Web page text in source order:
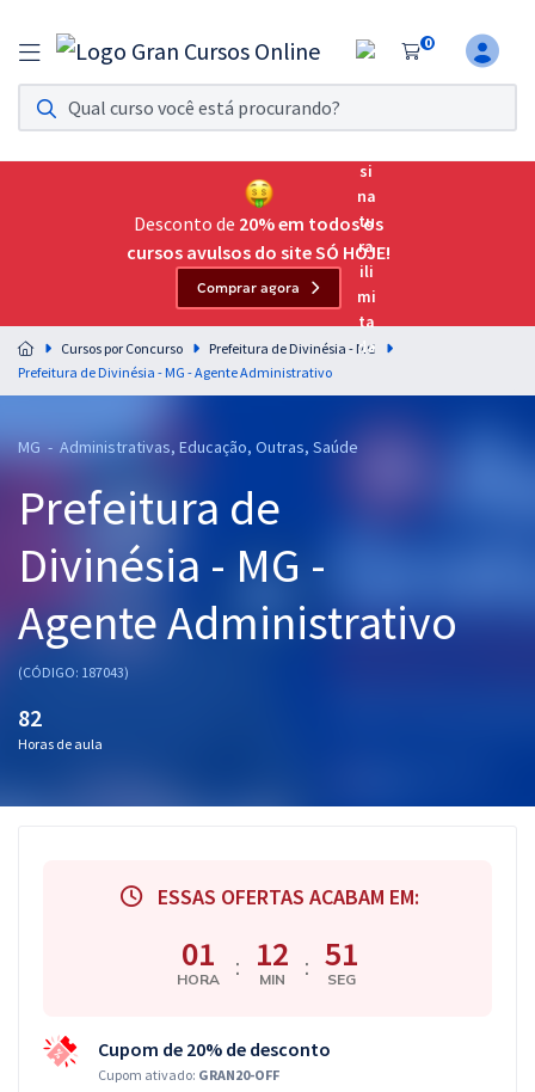
0
Assinatura Ilimitada 11
Acesso a todos os cursos. Teste grátis por 7 dias!
Assinatura OAB Até Passar
Acesso ilimitado a toda preparação para o Exame da
Residências Multiprofissionais
Preparação completa e intensiva para as principais
residências em saúde do Brasil
Cursos 20% OFF
Pós
Graduação
OAB
Mentorias
Desconto de 20% em todos os
cursos avulsos do site SÓ HOJE!
Comprar agora
Cursos por Concurso
Prefeitura de Divinésia - MG
Prefeitura de Divinésia - MG - Agente Administrativo
MG - Administrativas, Educação, Outras, Saúde
Prefeitura de
Divinésia - MG -
Agente Administrativo
(CÓDIGO: 187043)
82
Horas de aula
ESSAS OFERTAS ACABAM EM:
01
HORA : 12
MIN : 50
SEG
Cupom de 20% de desconto
Cupom ativado: GRAN20-OFF